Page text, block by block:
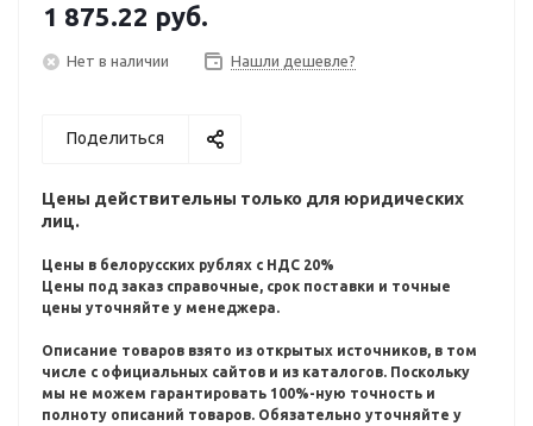
1 875.22 руб.
Нет в наличии Нашли дешевле?
Поделиться
Цены действительны только для юридических
лиц.
Цены в белорусских рублях с НДС 20%
Цены под заказ справочные, срок поставки и точные
цены уточняйте у менеджера.
Описание товаров взято из открытых источников, в том
числе с официальных сайтов и из каталогов. Поскольку
мы не можем гарантировать 100%-ную точность и
полноту описаний товаров. Обязательно уточняйте у